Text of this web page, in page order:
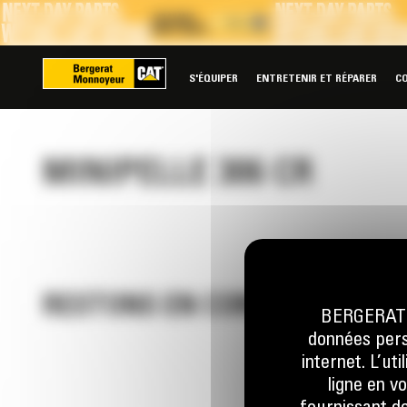
S'ÉQUIPER ENTRETENIR ET RÉPARER
MINIPELLE 306 CR
RESTONS EN CONTACT
Panneau de gestion des cookies
données
internet.
ligne en